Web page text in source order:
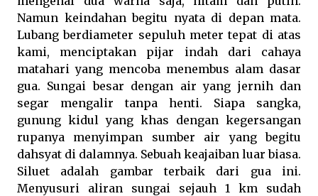
Namun keindahan begitu nyata di depan mata.
Lubang berdiameter sepuluh meter tepat di atas
kami, menciptakan pijar indah dari cahaya
matahari yang mencoba menembus alam dasar
gua. Sungai besar dengan air yang jernih dan
segar mengalir tanpa henti. Siapa sangka,
gunung kidul yang khas dengan kegersangan
rupanya menyimpan sumber air yang begitu
dahsyat di dalamnya. Sebuah keajaiban luar biasa.
Siluet adalah gambar terbaik dari gua ini.
Menyusuri aliran sungai sejauh 1 km sudah